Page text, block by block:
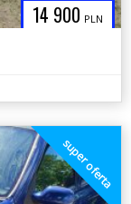
14 900 PLN
super oferta